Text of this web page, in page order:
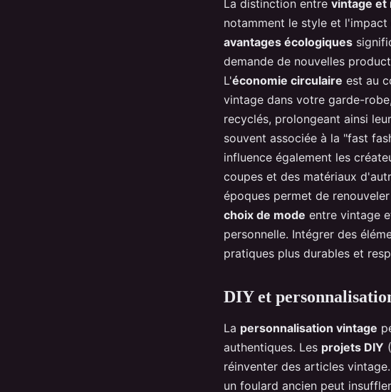
La distinction entre vintage et
notamment le style et
avantages écologiques
demande de nouvelles
L'économie circulaire est au
vintage dans votre garde-
recyclés, prolongeant ainsi
souvent associée à la "fast
influence également les
coupes et des matériaux
époques permet de
choix de mode entre vintage
personnelle. Intégrer des
pratiques plus durables et
DIY et
La personnalisation vintage
authentiques. Les projets DIY
réinventer des articles
un foulard ancien peut